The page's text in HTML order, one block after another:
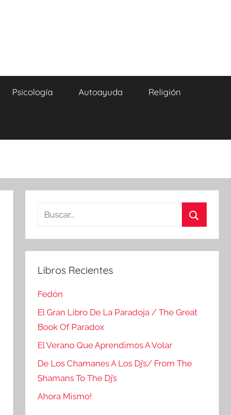
Psicología Autoayuda Religión
Buscar:
Libros Recientes
Fedón
El Gran Libro De La Paradoja / The Great
Book Of Paradox
El Verano Que Aprendimos A Volar
De Los Chamanes A Los Dj’s/ From The
Shamans To The Dj’s
Ahora Mismo!